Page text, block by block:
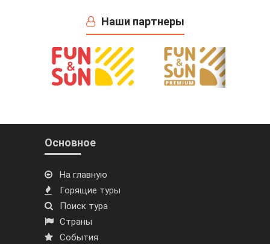
Наши партнеры
Основное
На главную
Горящие туры
Поиск тура
Страны
События